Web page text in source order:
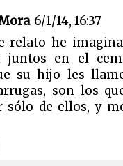
6/1/14, 16:37
relato he
juntos en el
su hijo les
son los
sólo de ellos, y